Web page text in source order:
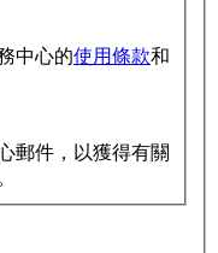
中心的使用條款和
郵件，以獲得有關